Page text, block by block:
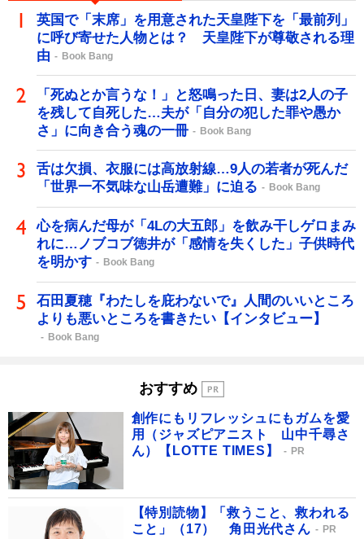
英国で「末席」を用意された天皇陛下を「最前列」
に呼び寄せた人物とは？ 天皇陛下が尊敬される理
由
Book Bang
「死ぬとか言うな！」と怒鳴った日、妻は2人の子
を残して自死した…夫が「自分の犯した罪や愚か
さ」に向き合う魂の一冊
Book Bang
舌は欠損、衣服には高放射線…9人の若者が死んだ
「世界一不気味な山岳遭難」に迫る
Book Bang
心を病んだ母が「4Lの大五郎」を飲み干しゲロまみ
れに…ノブコブ徳井が「感情を失くした」子供時代
を明かす
Book Bang
石田夏穂『わたしを庇わないで』人間のいいところ
よりも悪いところを書きたい【インタビュー】
Book Bang
おすすめ
創作にもリフレッシュにもガムを愛
用（ジャズピアニスト 山中千尋さ
ん）【LOTTE TIMES】
PR
【特別読物】「救うこと、救われる
こと」（17） 角田光代さん
PR